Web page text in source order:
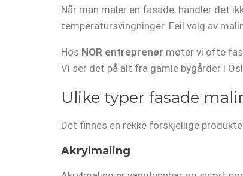
Når man maler en fasade, handler det
temperatursvingninger. Feil valg av
Hos NOR entreprenør møter vi ofte
Vi ser det på alt fra gamle bygårder i
Ulike typer fasade
Det finnes en rekke forskjellige
Akrylmaling